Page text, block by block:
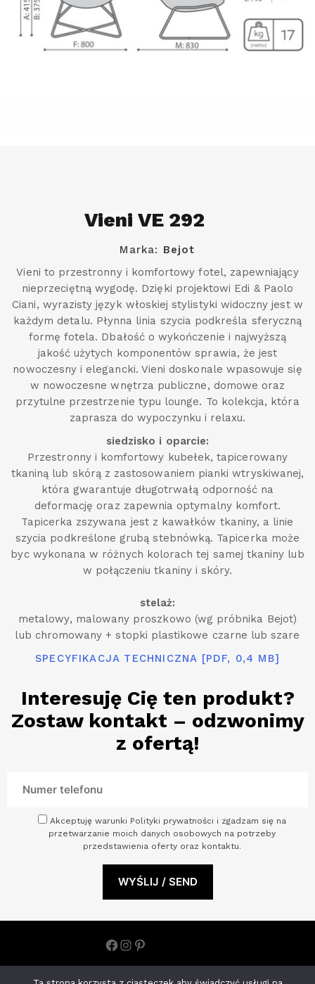
Vieni VE 292
Marka: Bejot
Vieni to przestronny i komfortowy fotel, zapewniający
nieprzeciętną wygodę. Dzięki projektowi Edi & Paolo
Ciani, wyrazisty język włoskiej stylistyki widoczny jest w
każdym detalu. Płynna linia szycia podkreśla sferyczną
formę fotela. Dbałość o wykończenie i najwyższą
jakość użytych komponentów sprawia, że jest
nowoczesny i elegancki. Vieni doskonale wpasowuje się
w nowoczesne wnętrza publiczne, domowe oraz
przytulne przestrzenie typu lounge. To kolekcja, która
zaprasza do wypoczynku i relaxu.
siedzisko i oparcie:
Przestronny i komfortowy kubełek, tapicerowany
tkaniną lub skórą z zastosowaniem pianki wtryskiwanej,
która gwarantuje długotrwałą odporność na
deformację oraz zapewnia optymalny komfort.
Tapicerka zszywana jest z kawałków tkaniny, a linie
szycia podkreślone grubą stebnówką. Tapicerka może
byc wykonana w różnych kolorach tej samej tkaniny lub
w połączeniu tkaniny i skóry.
stelaż:
metalowy, malowany proszkowo (wg próbnika Bejot)
lub chromowany + stopki plastikowe czarne lub szare
SPECYFIKACJA TECHNICZNA [PDF, 0,4 MB]
Interesuję Cię ten produkt?
Zostaw kontakt – odzwonimy
z ofertą!
Akceptuję warunki Polityki prywatności i zgadzam się na
przetwarzanie moich danych osobowych na potrzeby
przedstawienia oferty oraz kontaktu.
Facebook Instagram Pinterest
Polityka prywatności